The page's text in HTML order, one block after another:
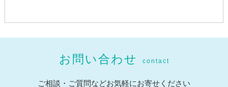
お問い合わせ contact
ご相談・ご質問などお気軽にお寄せください